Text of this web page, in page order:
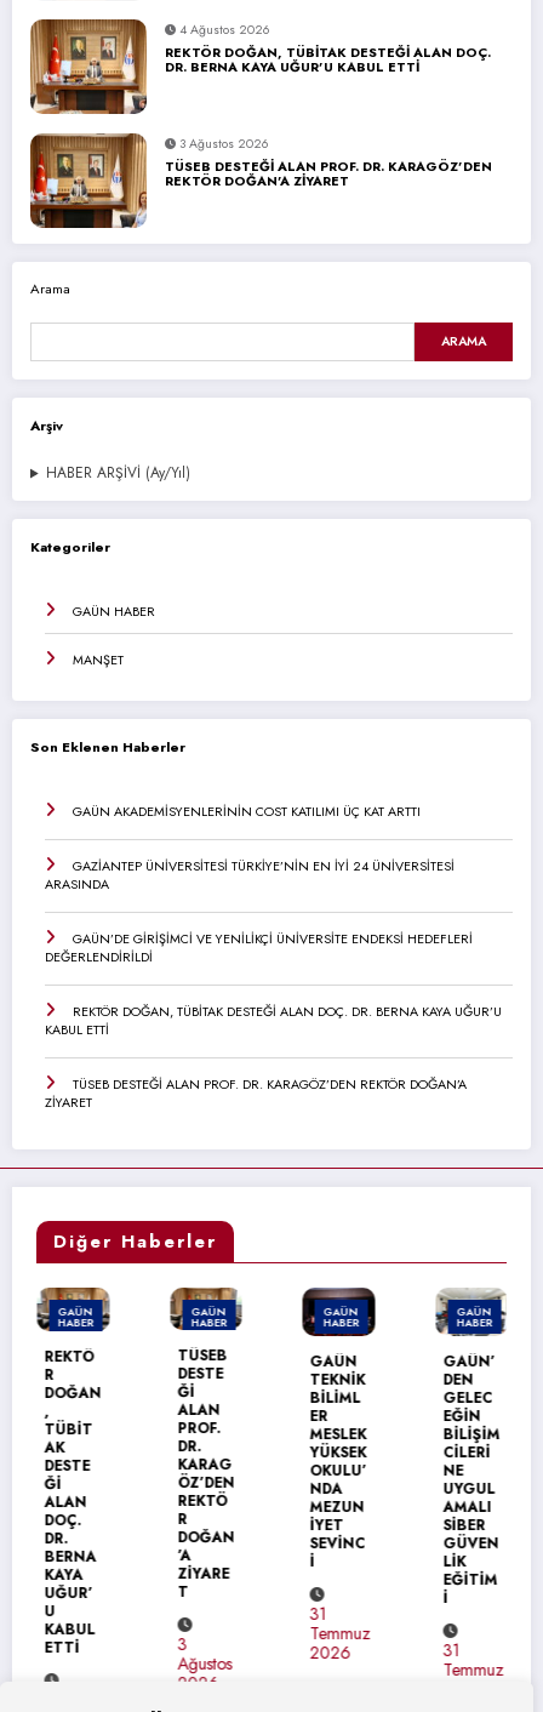
4 Ağustos 2026
REKTÖR DOĞAN, TÜBİTAK DESTEĞİ ALAN DOÇ.
DR. BERNA KAYA UĞUR’U KABUL ETTİ
3 Ağustos 2026
TÜSEB DESTEĞİ ALAN PROF. DR. KARAGÖZ’DEN
REKTÖR DOĞAN’A ZİYARET
Arama
ARAMA
Arşiv
HABER ARŞİVİ (Ay/Yıl)
Kategoriler
GAÜN HABER
MANŞET
Son Eklenen Haberler
GAÜN AKADEMİSYENLERİNİN COST KATILIMI ÜÇ KAT ARTTI
GAZİANTEP ÜNİVERSİTESİ TÜRKİYE’NİN EN İYİ 24 ÜNİVERSİTESİ
ARASINDA
GAÜN’DE GİRİŞİMCİ VE YENİLİKÇİ ÜNİVERSİTE ENDEKSİ HEDEFLERİ
DEĞERLENDİRİLDİ
REKTÖR DOĞAN, TÜBİTAK DESTEĞİ ALAN DOÇ. DR. BERNA KAYA UĞUR’U
KABUL ETTİ
TÜSEB DESTEĞİ ALAN PROF. DR. KARAGÖZ’DEN REKTÖR DOĞAN’A
ZİYARET
Diğer Haberler
GAÜN
HABER
TÜSEB
Ğİ
PROF.
KARAG
REKTÖ
R
’A
ZİYARE
T
3
GAÜN
HABER
GAÜN
TEKNİK
ER
MESLEK
OKULU’
NDA
MEZUN
İYET
SEVİNC
GAÜN
HABER
GAÜN’
DEN
GELEC
BİLİŞİM
CİLERİ
NE
UYGUL
AMALI
SİBER
GÜVEN
31
GAÜN
HABER
DEN
ÜRDÜN
ÜNİVER
SİTESİ
NE
ERASM
ZİYARE
Tİ
Temmuz